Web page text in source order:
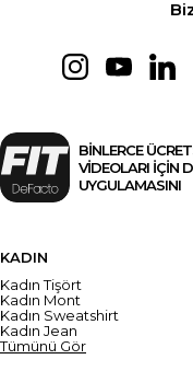
BİNLERCE
VİDEOLARI İÇİN
UYGULAMASINI
KADIN
Kadın Tişört
Kadın Mont
Kadın Sweatshirt
Kadın Jean
Tümünü Gör